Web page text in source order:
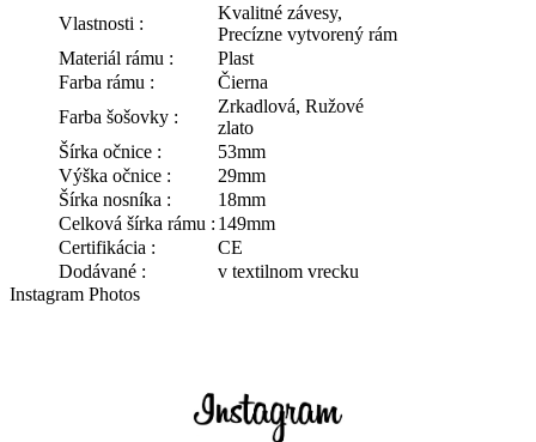
Vlastnosti :
Kvalitné závesy,
Precízne vytvorený rám
Materiál rámu :
Plast
Farba rámu :
Čierna
Farba šošovky :
Zrkadlová, Ružové
zlato
Šírka očnice :
53mm
Výška očnice :
29mm
Šírka nosníka :
18mm
Celková šírka rámu : 149mm
Certifikácia :
CE
Dodávané :
v textilnom vrecku
Instagram Photos